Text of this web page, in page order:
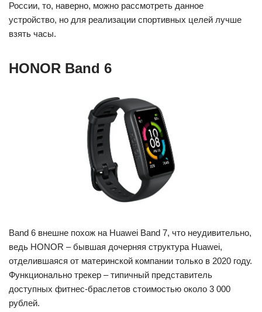
России, то, наверно, можно рассмотреть данное
устройство, но для реализации спортивных целей лучше
взять часы.
HONOR Band 6
Band 6 внешне похож на Huawei Band 7, что неудивительно,
ведь HONOR – бывшая дочерняя структура Huawei,
отделившаяся от материнской компании только в 2020 году.
Функционально трекер – типичный представитель
доступных фитнес-браслетов стоимостью около 3 000
рублей.